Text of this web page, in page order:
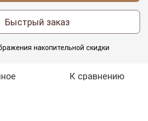
Быстрый заказ
накопительной скидки
К сравнению